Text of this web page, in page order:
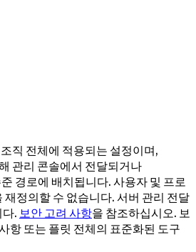
직 전체에 적용되는 설정이며,
관리 콘솔에서 전달되거나
경로에 배치됩니다. 사용자 및 프로
재정의할 수 없습니다. 서버 관리 전달
. 보안 고려 사항을 참조하십시오. 보
항 또는 플릿 전체의 표준화된 도구